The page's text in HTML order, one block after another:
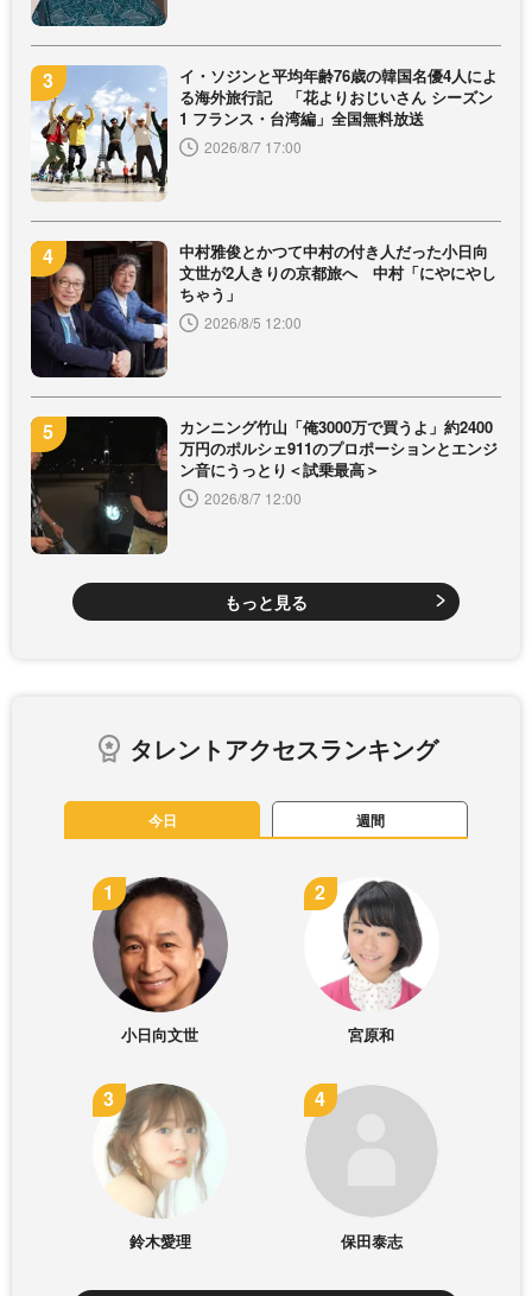
イ・ソジンと平均年齢76歳の韓国名優4人によ
る海外旅行記 「花よりおじいさん シーズン
1 フランス・台湾編」全国無料放送
2026/8/7 17:00
中村雅俊とかつて中村の付き人だった小日向
文世が2人きりの京都旅へ 中村「にやにやし
ちゃう」
2026/8/5 12:00
カンニング竹山「俺3000万で買うよ」約2400
万円のポルシェ911のプロポーションとエンジ
ン音にうっとり＜試乗最高＞
2026/8/7 12:00
もっと見る
タレントアクセスランキング
今日 週間
小日向文世 宮原和
鈴木愛理 保田泰志